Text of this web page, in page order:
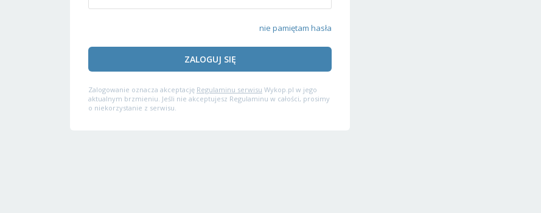
nie pamiętam hasła
ZALOGUJ SIĘ
Zalogowanie oznacza akceptację Regulaminu serwisu Wykop.pl w jego
aktualnym brzmieniu. Jeśli nie akceptujesz Regulaminu w całości, prosimy
o niekorzystanie z serwisu.